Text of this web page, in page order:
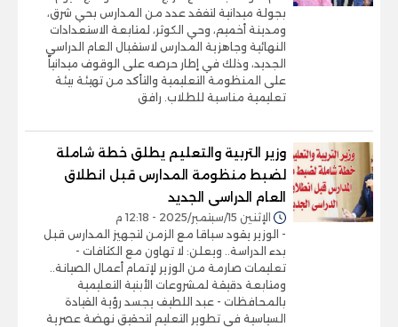
بجولة ميدانية لتفقد عدد من المدارس بحي شرق،
ومدينة أخميم، وحي الكوثر، لمتابعة الاستعدادات
النهائية وجاهزية المدارس لاستقبال العام الدراسي
الجديد، وذلك في إطار حرصه على الوقوف ميدانياً
على المنظومة التعليمية والتأكد من تهيئة بيئة
تعليمية مناسبة للطلاب. رافق
وزير التربية والتعليم يطلق خطة شاملة
لضبط منظومة المدارس قبل انطلاق
العام الدراسى الجديد
الإثنين 15/سبتمبر/2025 - 12:18 م
- الوزير يقود سباقا مع الزمن لتجهيز المدارس قبل
بدء الدراسة.. ويعلن: لا تهاون مع الكثافات -
تعليمات صارمة من الوزير لإتمام أعمال الصيانة..
ومتابعة دقيقة لمشروعات الأبنية التعليمية
بالمحافظات - عبد اللطيف يجسد رؤية القيادة
السياسية في تطوير التعليم لتحقيق نهضة عصرية